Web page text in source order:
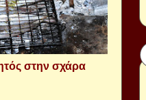
στην σχάρα